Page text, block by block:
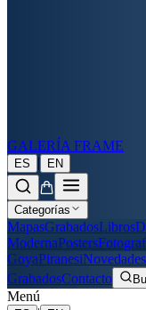
GALERÍA FRAME
ES | EN
Categorías
MapasGrabadosLibros
ModernaPosters
GoyaPiranesiNovedades
GrabadosContacto
Menú